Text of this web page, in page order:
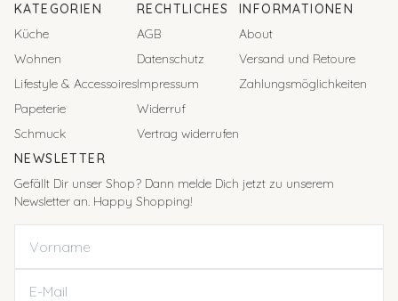
KATEGORIEN
Küche
Wohnen
Lifestyle & Accessoires
Papeterie
Schmuck
RECHTLICHES
AGB
Datenschutz
Impressum
Widerruf
Vertrag widerrufen
INFORMATIONEN
About
Versand und Retoure
Zahlungsmöglichkeiten
NEWSLETTER
Gefällt Dir unser Shop? Dann melde Dich jetzt zu unserem
Newsletter an. Happy Shopping!